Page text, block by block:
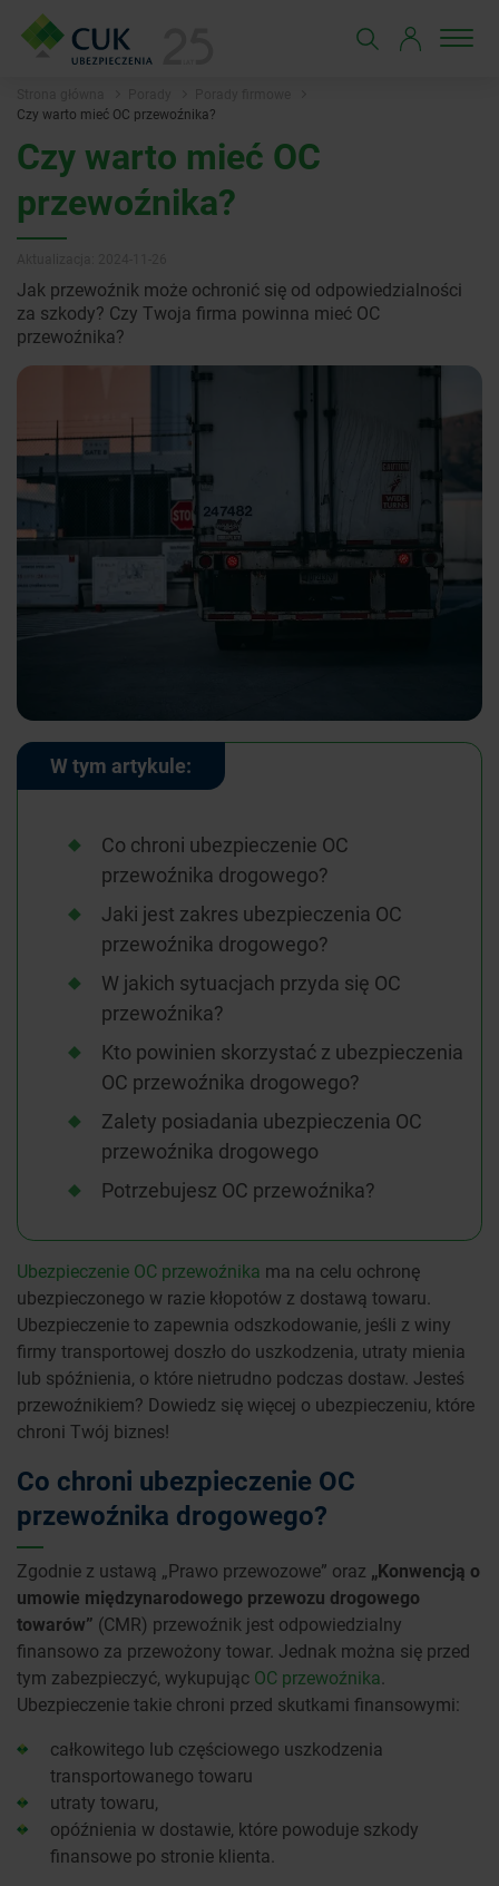
Czy warto mieć OC przewoźnika?
Czy warto mieć OC
przewoźnika?
Jak przewoźnik może ochronić się od odpowiedzialności
za szkody? Czy Twoja firma powinna mieć OC
przewoźnika?
W tym artykule:
Co chroni ubezpieczenie OC
przewoźnika drogowego?
Jaki jest zakres ubezpieczenia OC
przewoźnika drogowego?
W jakich sytuacjach przyda się OC
przewoźnika?
Kto powinien skorzystać z ubezpieczenia
OC przewoźnika drogowego?
Zalety posiadania ubezpieczenia OC
przewoźnika drogowego
Potrzebujesz OC przewoźnika?
Ubezpieczenie OC przewoźnika ma na celu ochronę
ubezpieczonego w razie kłopotów z dostawą towaru.
Ubezpieczenie to zapewnia odszkodowanie, jeśli z winy
firmy transportowej doszło do uszkodzenia, utraty mienia
lub spóźnienia, o które nietrudno podczas dostaw. Jesteś
przewoźnikiem? Dowiedz się więcej o ubezpieczeniu, które
chroni Twój biznes!
Co chroni ubezpieczenie OC
przewoźnika drogowego?
Zgodnie z ustawą „Prawo przewozowe” oraz „Konwencją o
umowie międzynarodowego przewozu drogowego
towarów” (CMR) przewoźnik jest odpowiedzialny
finansowo za przewożony towar. Jednak można się przed
tym zabezpieczyć, wykupując OC przewoźnika.
Ubezpieczenie takie chroni przed skutkami finansowymi:
całkowitego lub częściowego uszkodzenia
transportowanego towaru
utraty towaru,
opóźnienia w dostawie, które powoduje szkody
finansowe po stronie klienta.